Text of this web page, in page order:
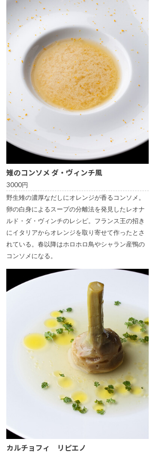
雉のコンソメ ダ・ヴィンチ風
3000円
野生雉の濃厚なだしにオレンジが香るコンソメ。
卵の白身によるスープの分離法を発見したレオナ
ルド・ダ・ヴィンチのレシピ。フランス王の招き
にイタリアからオレンジを取り寄せて作ったとさ
れている。春以降はホロホロ鳥やシャラン産鴨の
コンソメになる。
カルチョフィ リピエノ